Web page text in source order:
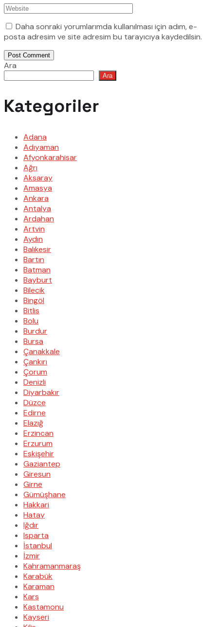
Daha sonraki yorumlarımda kullanılması için adım, e-
posta adresim ve site adresim bu tarayıcıya kaydedilsin.
Post Comment
Ara
Ara
Kategoriler
Adana
Adıyaman
Afyonkarahisar
Ağrı
Aksaray
Amasya
Ankara
Antalya
Ardahan
Artvin
Aydın
Balıkesir
Bartın
Batman
Bayburt
Bilecik
Bingöl
Bitlis
Bolu
Burdur
Bursa
Çanakkale
Çankırı
Çorum
Denizli
Diyarbakır
Düzce
Edirne
Elazığ
Erzincan
Erzurum
Eskişehir
Gaziantep
Giresun
Girne
Gümüşhane
Hakkari
Hatay
Iğdır
Isparta
İstanbul
İzmir
Kahramanmaraş
Karabük
Karaman
Kars
Kastamonu
Kayseri